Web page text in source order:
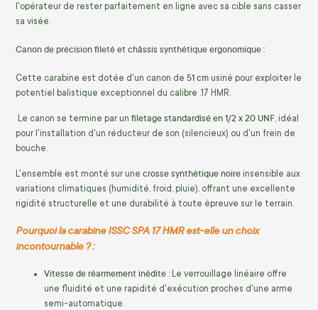
l'opérateur de rester parfaitement en ligne avec sa cible sans casser
sa visée.
Canon de précision fileté et châssis synthétique ergonomique :
Cette carabine est dotée d'un canon de 51 cm usiné pour exploiter le
potentiel balistique exceptionnel du calibre .17 HMR.
Le canon se termine par un filetage standardisé en 1/2 x 20 UNF, idéal
pour l'installation d'un réducteur de son (silencieux) ou d'un frein de
bouche.
L'ensemble est monté sur une crosse synthétique noire insensible aux
variations climatiques (humidité, froid, pluie), offrant une excellente
rigidité structurelle et une durabilité à toute épreuve sur le terrain.
Pourquoi la carabine ISSC SPA 17 HMR est-elle un choix
incontournable ? :
Vitesse de réarmement inédite : Le verrouillage linéaire offre
une fluidité et une rapidité d'exécution proches d'une arme
semi-automatique.